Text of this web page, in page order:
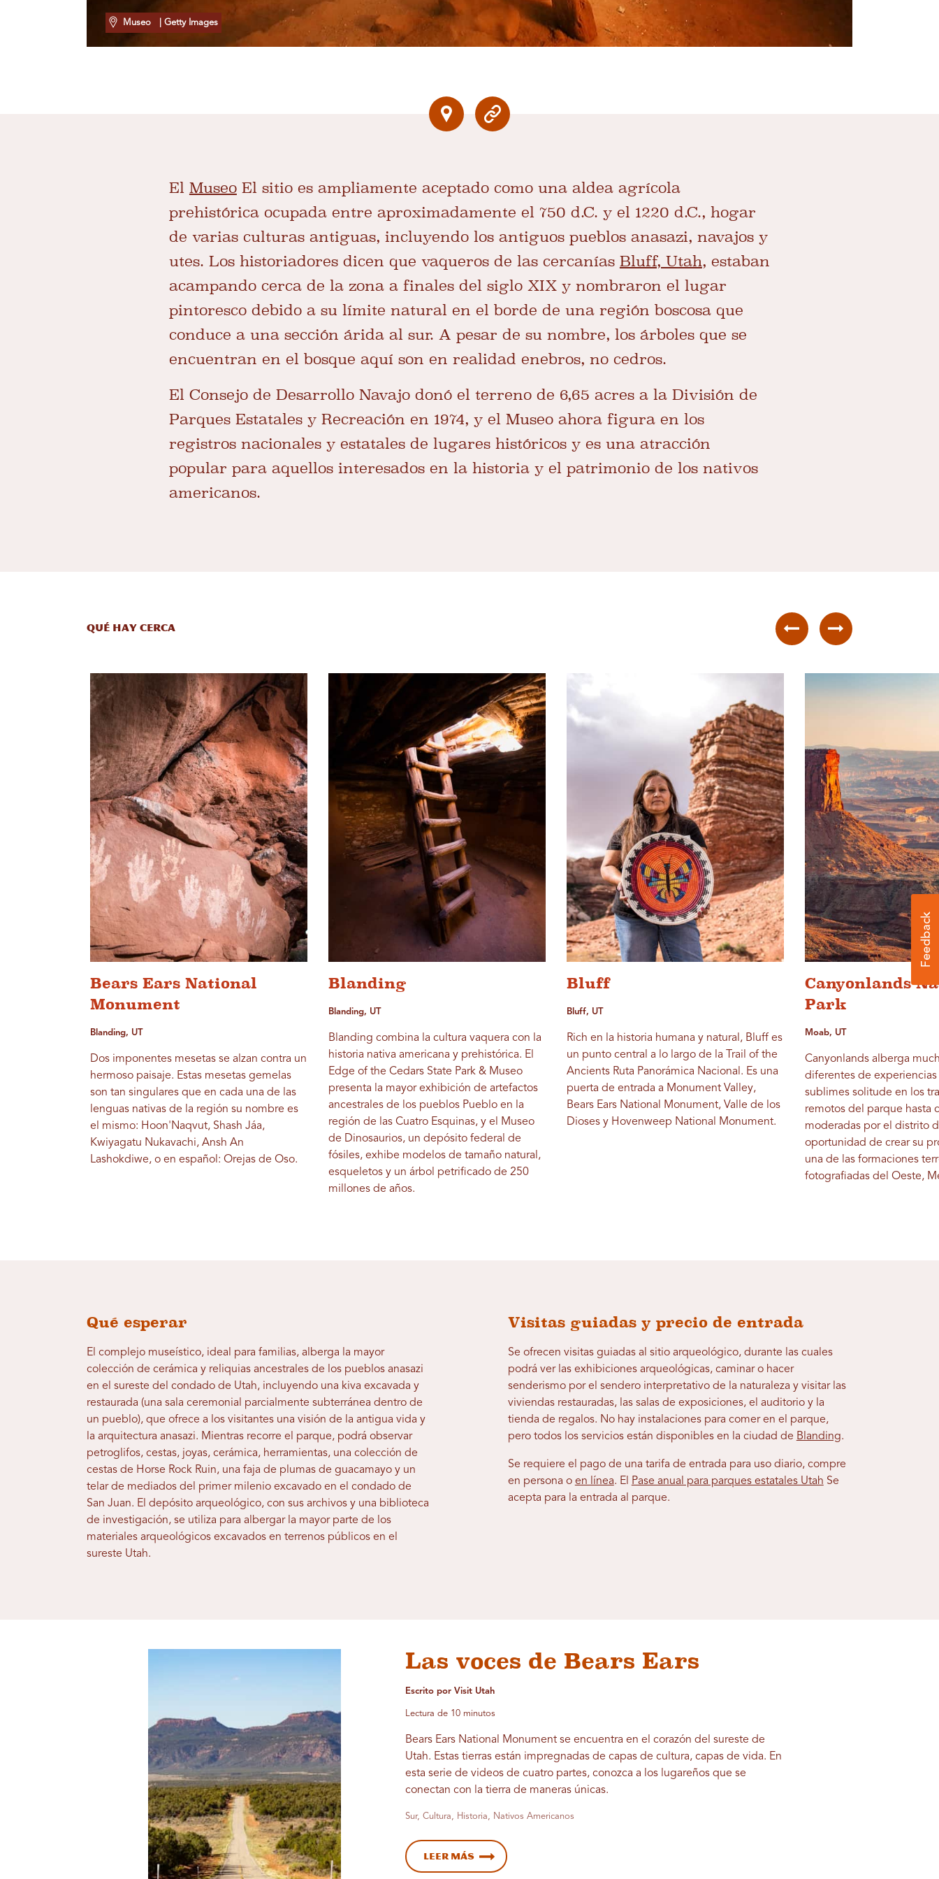
Museo | Getty Images
El MuseoEl sitio es ampliamente aceptado como una aldea agrícola
prehistórica ocupada entre aproximadamente el 750 d.C. y el 1220 d.C., hogar
de varias culturas antiguas, incluyendo los antiguos pueblos anasazi, navajos y
utes. Los historiadores dicen que vaqueros de las cercanías Bluff, Utah, estaban
acampando cerca de la zona a finales del siglo XIX y nombraron el lugar
pintoresco debido a su límite natural en el borde de una región boscosa que
conduce a una sección árida al sur. A pesar de su nombre, los árboles que se
encuentran en el bosque aquí son en realidad enebros, no cedros.
El Consejo de Desarrollo Navajo donó el terreno de 6,65 acres a la División de
Parques Estatales y Recreación en 1974, y el Museo ahora figura en los
registros nacionales y estatales de lugares históricos y es una atracción
popular para aquellos interesados ​​en la historia y el patrimonio de los nativos
americanos.
QUÉ HAY CERCA
Bears Ears National
Monument
Blanding, UT
Dos imponentes mesetas se alzan contra un
hermoso paisaje. Estas mesetas gemelas
son tan singulares que en cada una de las
lenguas nativas de la región su nombre es
el mismo: Hoon'Naqvut, Shash Jáa,
Kwiyagatu Nukavachi, Ansh An
Lashokdiwe, o en español: Orejas de Oso.
Blanding
Blanding, UT
Blanding combina la cultura vaquera con la
historia nativa americana y prehistórica. El
Edge of the Cedars State Park & Museo
presenta la mayor exhibición de artefactos
ancestrales de los pueblos Pueblo en la
región de las Cuatro Esquinas, y el Museo
de Dinosaurios, un depósito federal de
fósiles, exhibe modelos de tamaño natural,
esqueletos y un árbol petrificado de 250
millones de años.
Bluff
Bluff, UT
Rich en la historia humana y natural, Bluff es
un punto central a lo largo de la Trail of the
Ancients Ruta Panorámica Nacional. Es una
puerta de entrada a Monument Valley,
Bears Ears National Monument, Valle de los
Dioses y Hovenweep National Monument.
Canyonlands
Park
Moab, UT
Canyonlands alberga
diferentes de
sublimes solitude en los
remotos del parque hasta
moderadas por el distrito
oportunidad de crear su
una de las formaciones
fotografiadas del Oeste,
Qué esperar
El complejo museístico, ideal para familias, alberga la mayor
colección de cerámica y reliquias ancestrales de los pueblos anasazi
en el sureste del condado de Utah, incluyendo una kiva excavada y
restaurada (una sala ceremonial parcialmente subterránea dentro de
un pueblo), que ofrece a los visitantes una visión de la antigua vida y
la arquitectura anasazi. Mientras recorre el parque, podrá observar
petroglifos, cestas, joyas, cerámica, herramientas, una colección de
cestas de Horse Rock Ruin, una faja de plumas de guacamayo y un
telar de mediados del primer milenio excavado en el condado de
San Juan. El depósito arqueológico, con sus archivos y una biblioteca
de investigación, se utiliza para albergar la mayor parte de los
materiales arqueológicos excavados en terrenos públicos en el
sureste Utah.
Visitas guiadas y precio de entrada
Se ofrecen visitas guiadas al sitio arqueológico, durante las cuales
podrá ver las exhibiciones arqueológicas, caminar o hacer
senderismo por el sendero interpretativo de la naturaleza y visitar las
viviendas restauradas, las salas de exposiciones, el auditorio y la
tienda de regalos. No hay instalaciones para comer en el parque,
pero todos los servicios están disponibles en la ciudad de Blanding.
Se requiere el pago de una tarifa de entrada para uso diario, compre
en persona o en línea. El Pase anual para parques estatales Utah Se
acepta para la entrada al parque.
Las voces de Bears Ears
Escrito por Visit Utah
Lectura de 10 minutos
Bears Ears National Monument se encuentra en el corazón del sureste de
Utah. Estas tierras están impregnadas de capas de cultura, capas de vida. En
esta serie de videos de cuatro partes, conozca a los lugareños que se
conectan con la tierra de maneras únicas.
Sur, Cultura, Historia, Nativos Americanos
Leer más